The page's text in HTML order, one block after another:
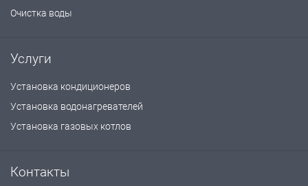
Очистка воды
Услуги
Установка кондиционеров
Установка водонагревателей
Установка газовых котлов
Контакты